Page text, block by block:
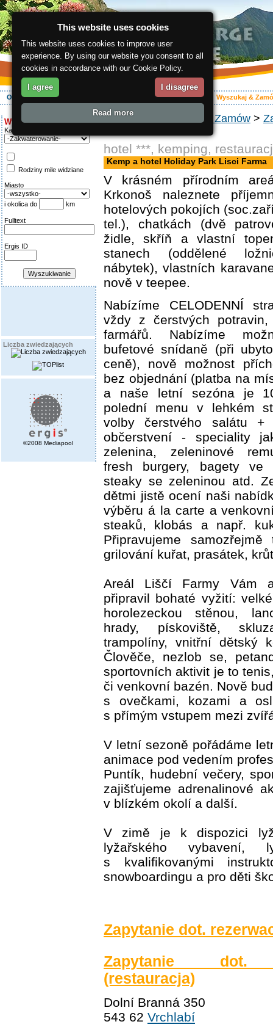
O regionie Aktywnie Zakwaterowanie Wyszukaj &
Wyszukiwanie:
Kategoria
Rodziny mile widziane
Miasto
i okolica do km
Fulltext
Ergis ID
Liczba zwiedzających
©2008 Mediapool
ergis.cz Wyszukaj & Zamów >
hotel ***, kemping,
Kemp a hotel Holiday Park Lisci Farma
V krásném přírodním
Krkonoš naleznete
hotelových pokojích
tel.), chatkách (dvě
židle, skříň a vlastní
stanech (oddělené
nábytek), vlastních
nově v teepee.
Nabízíme CELODENNÍ
vždy z čerstvých
farmářů. Nabízíme
bufetové snídaně (při
ceně), nově možnost
bez objednání (platba na
a naše letní sezóna je
polední menu v lehkém
volby čerstvého salátu +
občerstvení - speciality
zelenina, zeleninové
fresh burgery, bagety ve
steaky se zeleninou atd.
dětmi jistě ocení naši
výběru á la carte a
steaků, klobás a např.
Připravujeme samozřejmě
grilování kuřat, prasátek,
Areál Liščí Farmy Vám
připravil bohaté vyžití:
horolezeckou stěnou,
hrady, pískoviště,
trampolíny, vnitřní dětský
Člověče, nezlob se,
sportovních aktivit je to
či venkovní bazén. Nově
s ovečkami, kozami a
s přímým vstupem mezi
V letní sezoně pořádáme
animace pod vedením
Puntík, hudební večery,
zajišťujeme adrenalinové
v blízkém okolí a další.
V zimě je k dispozici
lyžařského vybavení,
s kvalifikovanými
snowboardingu a pro děti
Zapytanie dot.
Zapytanie dot.
(restauracja)
Dolní Branná 350
543 62 Vrchlabí
This website uses cookies
This website uses cookies to improve user
experience. By using our website you consent to all
cookies in accordance with our Cookie Policy.
I agree I disagree
Read more